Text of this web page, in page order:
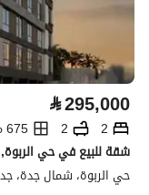
⃁295,000
2
2
675 م2
شقة للبيع في حي
حي الربوة، شمال جدة،